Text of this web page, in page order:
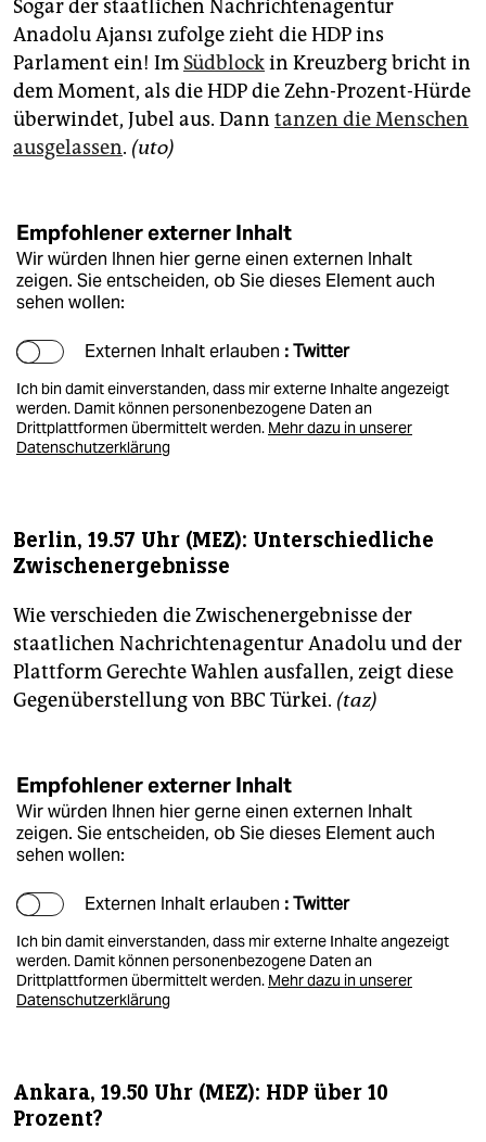
Sogar der staatlichen Nachrichtenagentur
Anadolu Ajansı zufolge zieht die HDP ins
Parlament ein! Im Südblockin Kreuzberg bricht in
dem Moment, als die HDP die Zehn-Prozent-Hürde
überwindet, Jubel aus. Dann tanzen die Menschen
ausgelassen. (uto)
Empfohlener externer Inhalt
Wir würden Ihnen hier gerne einen externen Inhalt
zeigen. Sie entscheiden, ob Sie dieses Element auch
sehen wollen:
Externen Inhalt erlauben : Twitter
Ich bin damit einverstanden, dass mir externe Inhalte angezeigt
werden. Damit können personenbezogene Daten an
Drittplattformen übermittelt werden. Mehr dazu in unserer
Datenschutzerklärung
Berlin, 19.57 Uhr (MEZ): Unterschiedliche
Zwischenergebnisse
Wie verschieden die Zwischenergebnisse der
staatlichen Nachrichtenagentur Anadolu und der
Plattform Gerechte Wahlen ausfallen, zeigt diese
Gegenüberstellung von BBC Türkei. (taz)
Empfohlener externer Inhalt
Wir würden Ihnen hier gerne einen externen Inhalt
zeigen. Sie entscheiden, ob Sie dieses Element auch
sehen wollen:
Externen Inhalt erlauben : Twitter
Ich bin damit einverstanden, dass mir externe Inhalte angezeigt
werden. Damit können personenbezogene Daten an
Drittplattformen übermittelt werden. Mehr dazu in unserer
Datenschutzerklärung
Ankara, 19.50 Uhr (MEZ): HDP über 10
Prozent?